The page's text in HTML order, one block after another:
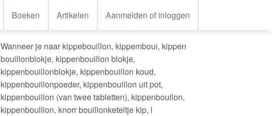
Boeken Artikelen Aanmelden of inloggen
Wanneer je naar kippebouillon, kippemboui, kippen
bouillonblokje, kippenbouillon blokje,
kippenbouillonblokje, kippenbouillon koud,
kippenbouillonpoeder, kippenbouillon uit pot,
kippenbouillon (van twee tabletten), kippenbouilon,
kippenboullion, knorr bouillonketeltje kip, l